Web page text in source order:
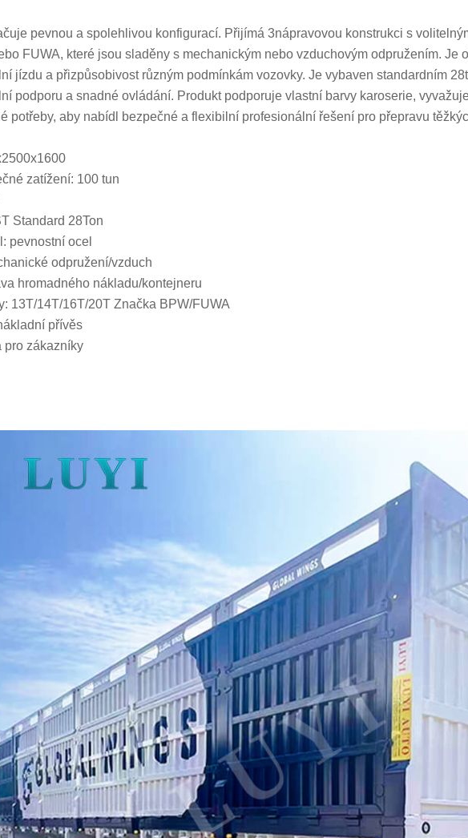
pevnou a spolehlivou konfigurací. Přijímá 3nápravovou konstrukci s
FUWA, které jsou sladěny s mechanickým nebo vzduchovým odpružením. Je
jízdu a přizpůsobivost různým podmínkám vozovky. Je vybaven standardním
podporu a snadné ovládání. Produkt podporuje vlastní barvy karoserie,
potřeby, aby nabídl bezpečné a flexibilní profesionální řešení pro přepravu
zatížení: 100 tun
Standard 28Ton
pevnostní ocel
odpružení/vzduch
hromadného nákladu/kontejneru
13T/14T/16T/20T Značka BPW/FUWA
přívěs
pro zákazníky